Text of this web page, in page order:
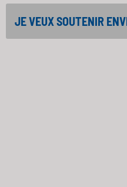
JE VEUX SOUTENIR